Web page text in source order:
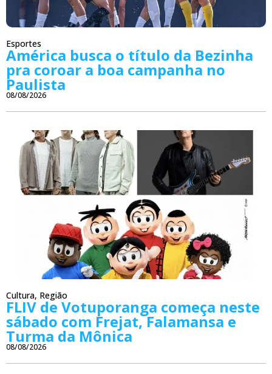
Esportes
América busca o título da Bezinha
pra coroar a boa campanha no
Paulista
08/08/2026
Cultura, Região
FLIV de Votuporanga começa neste
sábado com Frejat, Falamansa e
Turma da Mônica
08/08/2026